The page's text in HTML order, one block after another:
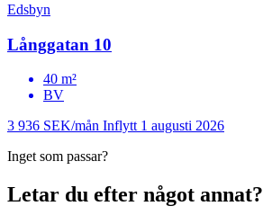
Edsbyn
Långgatan 10
40 m²
BV
3 936 SEK/mån Inflytt 1 augusti 2026
Inget som passar?
Letar du efter något annat?